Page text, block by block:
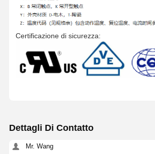
Certificazione di sicurezza:
Dettagli Di Contatto
Mr. Wang